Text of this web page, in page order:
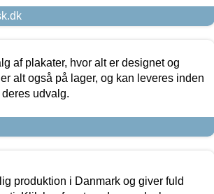
af plakater, hvor alt er designet og
alt også på lager, og kan leveres inden
udvalg.
produktion i Danmark og giver fuld